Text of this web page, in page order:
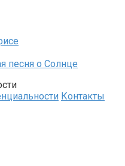
песня о Солнце
Контакты